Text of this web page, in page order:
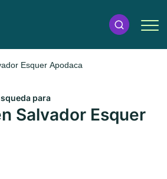
Esquer Apodaca
para
Salvador Esquer